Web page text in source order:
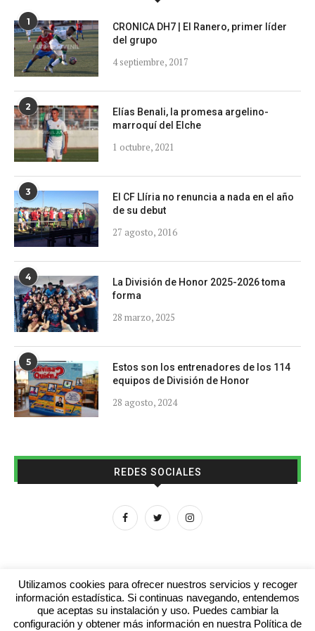
1
CRONICA DH7 | El Ranero, primer líder
del grupo
4 septiembre, 2017
2
Elías Benali, la promesa argelino-
marroquí del Elche
1 octubre, 2021
3
El CF Llíria no renuncia a nada en el año
de su debut
27 agosto, 2016
4
La División de Honor 2025-2026 toma
forma
28 marzo, 2025
5
Estos son los entrenadores de los 114
equipos de División de Honor
28 agosto, 2024
REDES SOCIALES
Aviso legal Contacto Colabora con nosotros
Utilizamos cookies para ofrecer nuestros servicios y recoger
información estadística. Si continuas navegando, entendemos
que aceptas su instalación y uso. Puedes cambiar la
configuración y obtener más información en nuestra Política de